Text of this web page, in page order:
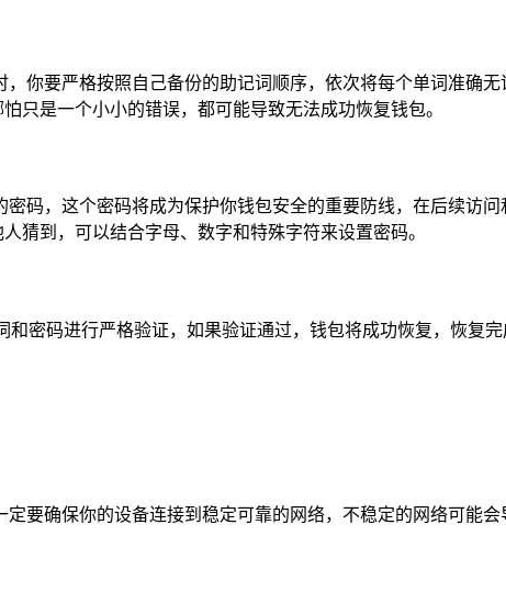
你要严格按照自己备份的助记词顺序，依次将每个单词准确
只是一个小小的错误，都可能导致无法成功恢复钱包。
码，这个密码将成为保护你钱包安全的重要防线，在后续访
猜到，可以结合字母、数字和特殊字符来设置密码。
和密码进行严格验证，如果验证通过，钱包将成功恢复，恢复
要确保你的设备连接到稳定可靠的网络，不稳定的网络可能